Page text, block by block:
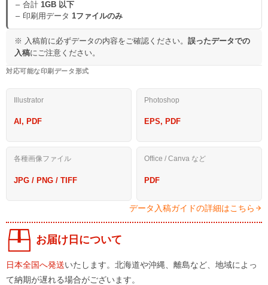
合計 1GB 以下
印刷用データ 1ファイルのみ
※ 入稿前に必ずデータの内容をご確認ください。 誤ったデータでの
入稿にご注意ください。
対応可能な印刷データ形式
Illustrator
AI, PDF
Photoshop
EPS, PDF
各種画像ファイル
JPG / PNG / TIFF
Office / Canva など
PDF
データ入稿ガイドの詳細はこちら
お届け日について
日本全国へ発送いたします。北海道や沖縄、離島など、地域によっ
て納期が遅れる場合がございます。